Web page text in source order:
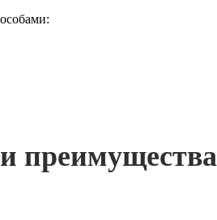
преимущества